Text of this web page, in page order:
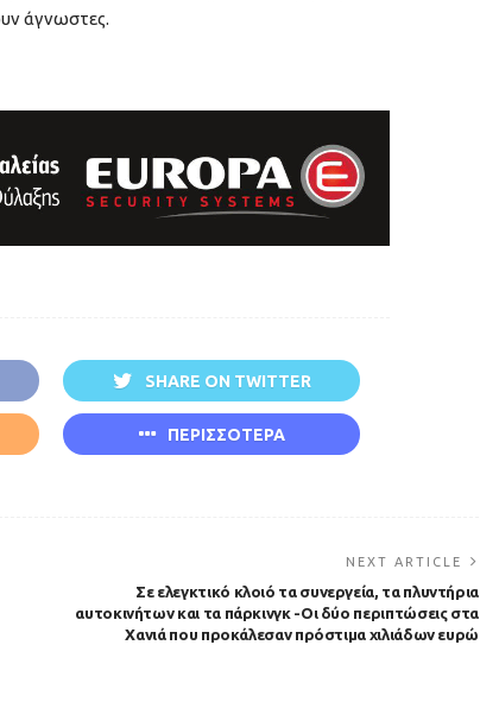
άγνωστες.
SHARE ON TWITTER
ΠΕΡΙΣΣΟΤΕΡΑ
NEXT ARTICLE
Σε ελεγκτικό κλοιό τα συνεργεία, τα πλυντήρια
αυτοκινήτων και τα πάρκινγκ -Οι δύο περιπτώσεις στα
Χανιά που προκάλεσαν πρόστιμα χιλιάδων ευρώ